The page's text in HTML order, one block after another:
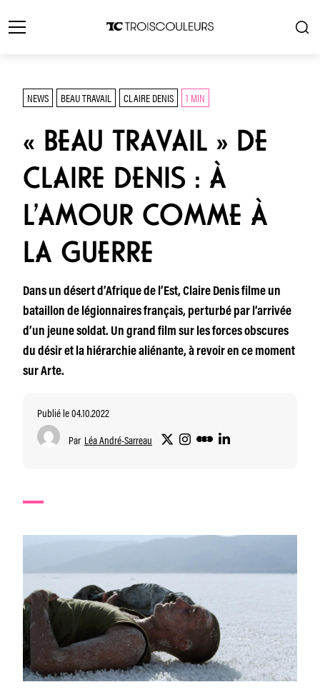
NEWS BEAU TRAVAIL CLAIRE DENIS 1 MIN
« BEAU TRAVAIL » DE
CLAIRE DENIS : À
L’AMOUR COMME À
LA GUERRE
Dans un désert d’Afrique de l’Est, Claire Denis filme un
bataillon de légionnaires français, perturbé par l’arrivée
d’un jeune soldat. Un grand film sur les forces obscures
du désir et la hiérarchie aliénante, à revoir en ce moment
sur Arte.
Publié le 04.10.2022
Par Léa André-Sarreau